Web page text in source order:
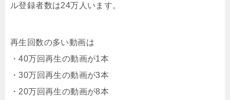
ル登録者数は24万人います。
再生回数の多い動画は
・40万回再生の動画が1本
・30万回再生の動画が3本
・20万回再生の動画が8本